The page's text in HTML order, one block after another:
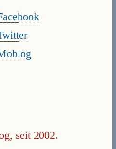
seit 2002.